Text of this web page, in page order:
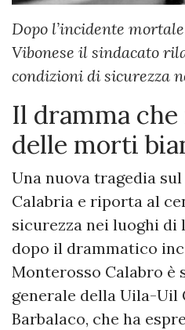
Dopo l’incidente
Vibonese il sindacato
condizioni di sicurezza
Il dramma
delle morti
Una nuova tragedia
Calabria e riporta al
sicurezza nei luoghi di
dopo il drammatico
Monterosso Calabro è
generale della Uila-Uil
Barbalaco, che ha